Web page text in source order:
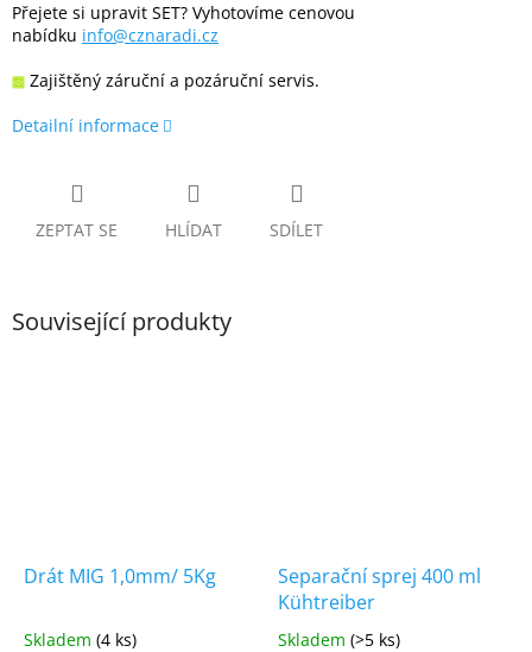
Přejete si upravit SET? Vyhotovíme cenovou
nabídku info@cznaradi.cz
Zajištěný záruční a pozáruční servis.
Detailní informace
ZEPTAT SE HLÍDAT SDÍLET
Související produkty
Drát MIG 1,0mm/ 5Kg
Skladem (4 ks)
Separační sprej 400 ml
Kühtreiber
Skladem (>5 ks)